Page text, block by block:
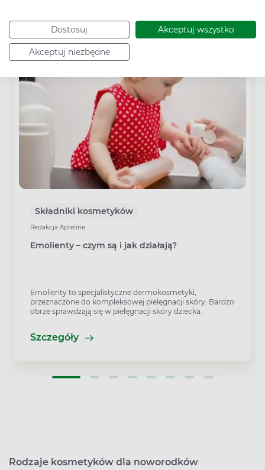
Dostosuj Akceptuj wszystko
Akceptuj niezbędne
Sprawdź rekomendowane poradniki
Składniki kosmetyków
Redakcja Apteline
Emolienty – czym są i jak działają?
Emolienty to specjalistyczne dermokosmetyki,
przeznaczone do kompleksowej pielęgnacji skóry. Bardzo
obrze sprawdzają się w pielęgnacji skóry dziecka.
Szczegóły
Rodzaje kosmetyków dla noworodków